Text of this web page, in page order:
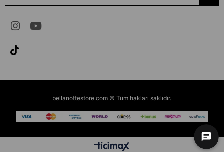
bellanottestore.com © Tüm hakları saklıdır.